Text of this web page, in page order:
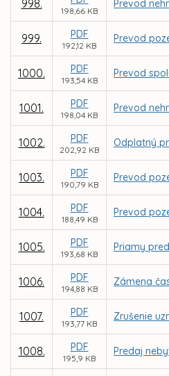
998.
198,66 KB
Prevod
999. PDF
192,12 KB
Prevod
1000. PDF
193,54 KB
Prevod
1001. PDF
198,04 KB
Prevod
1002. PDF
202,92 KB
Odplatný
1003. PDF
190,79 KB
Prevod
1004. PDF
188,49 KB
Prevod
1005. PDF
193,68 KB
Priamy
1006. PDF
194,88 KB
Zámena
1007. PDF
193,77 KB
Zrušenie
1008. PDF
195,9 KB
Predaj